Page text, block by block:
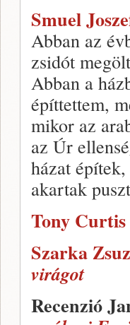
Smuel
Abban az
zsidót
Abban a
építtettem,
mikor az
az Úr
házat
akartak
Tony Curtis
Szarka
virágot
Recenzió